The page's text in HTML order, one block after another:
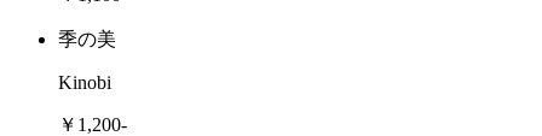
季の美
Kinobi
￥1,200-